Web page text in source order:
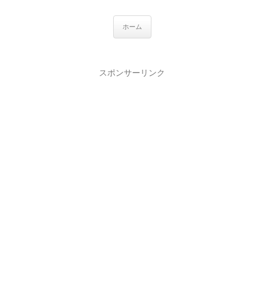
ホーム
スポンサーリンク